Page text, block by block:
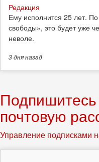
Редакция
Ему исполнится 25 лет.
свободы», это будет уже
неволе.
3 дняназад
почтовую
Управление подписками